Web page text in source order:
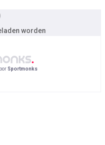
worden
Sportmonks